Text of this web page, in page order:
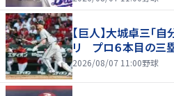
【巨人】大城卓三「
リ プロ６本目の三
2026/08/07 11:00野球